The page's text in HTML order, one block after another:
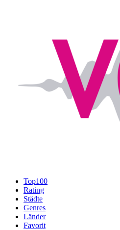
Top100
Rating
Städte
Genres
Länder
Favorit